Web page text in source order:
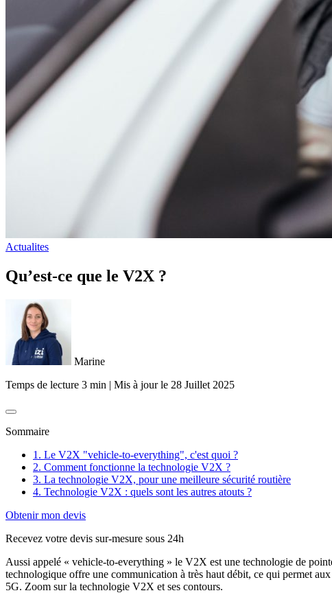
Actualites
Qu’est-ce que le V2X ?
Marine
Temps de lecture 3 min | Mis à jour le 28 Juillet 2025
Sommaire
1. Le V2X "vehicle-to-everything", c'est quoi ?
2. Comment fonctionne la technologie V2X ?
3. La technologie V2X, pour une meilleure sécurité routière
4. Technologie V2X : quels sont les autres atouts ?
Obtenir mon devis
Recevez votre devis sur-mesure sous 24h
Aussi appelé « vehicle-to-everything » le V2X est une technologie de
technologique offre une communication à très haut débit, ce qui permet
5G. Zoom sur la technologie V2X et ses contours.